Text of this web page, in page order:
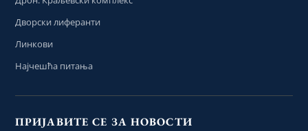
Дворски лиферанти
Линкови
Најчешћа питања
ПРИЈАВИТЕ СЕ ЗА НОВОСТИ